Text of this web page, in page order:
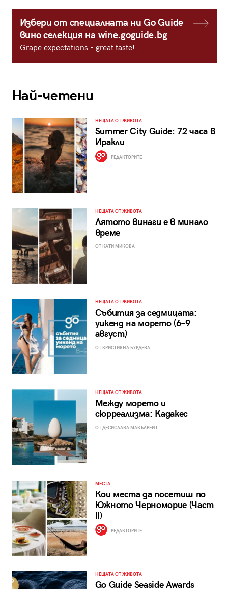
Избери от специалната ни Go Guide
вино селекция на wine.goguide.bg
Grape expectations - great taste!
Най-четени
НЕЩАТА ОТ ЖИВОТА
Summer City Guide: 72 часа в
Иракли
РЕДАКТОРИТЕ
НЕЩАТА ОТ ЖИВОТА
Лятото винаги е в минало
време
ОТ КАТИ МИКОВА
НЕЩАТА ОТ ЖИВОТА
Събития за седмицата:
уикенд на морето (6–9
август)
ОТ КРИСТИЯНА БУРДЕВА
НЕЩАТА ОТ ЖИВОТА
Между морето и
сюрреализма: Кадакес
ОТ ДЕСИСЛАВА МАКЪЛРЕЙТ
МЕСТА
Кои места да посетиш по
Южното Черноморие (Част
II)
РЕДАКТОРИТЕ
НЕЩАТА ОТ ЖИВОТА
Go Guide Seaside Awards